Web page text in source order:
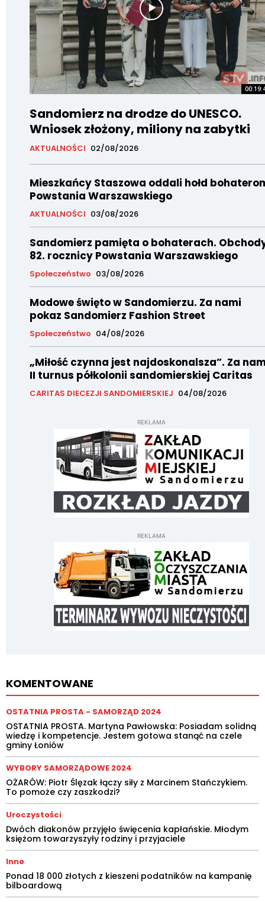
Sandomierz na drodze do UNESCO.
Wniosek złożony, miliony na zabytki
AKTUALNOŚCI 02/08/2026
Mieszkańcy Staszowa oddali hołd
Powstania Warszawskiego
AKTUALNOŚCI 03/08/2026
Sandomierz pamięta o bohaterach.
82. rocznicy Powstania Warszawskiego
Społeczeństwo 03/08/2026
Modowe święto w Sandomierzu. Za nami
pokaz Sandomierz Fashion Street
Społeczeństwo 04/08/2026
„Miłość czynna jest najdoskonalsza”. Za
II turnus półkolonii sandomierskiej Caritas
CARITAS DIECEZJI SANDOMIERSKIEJ 04/08/2026
REKLAMA
REKLAMA
KOMENTOWANE
OSTATNIA PROSTA - SAMORZĄD 2024
OSTATNIA PROSTA. Martyna Pawłowska: Posiadam solidną
wiedzę i kompetencje. Jestem gotowa stanąć na czele
gminy Łoniów
WYBORY SAMORZĄDOWE 2024
OŻARÓW: Piotr Ślęzak łączy siły z Marcinem Stańczykiem.
To pomoże czy zaszkodzi?
Uroczystości
Dwóch diakonów przyjęło święcenia kapłańskie. Młodym
księżom towarzyszyły rodziny i przyjaciele
Inne
Ponad 18 000 złotych z kieszeni podatników na kampanię
bilboardową